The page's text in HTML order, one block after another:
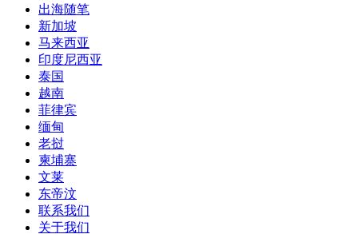
出海随笔
新加坡
马来西亚
印度尼西亚
泰国
越南
菲律宾
缅甸
老挝
柬埔寨
文莱
东帝汶
联系我们
关于我们